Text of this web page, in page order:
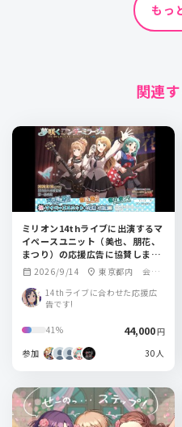
もっ
関連
ミリオン14thライブに出演するマ
イペースユニット（美也、朋花、
まつり）の応援広告に協賛しませ
んか？
calendar_month 2026/9/14 location_on 東京都内 会場
14thライブに合わせた応援広
告です!
41% 44,000円
参加
30人